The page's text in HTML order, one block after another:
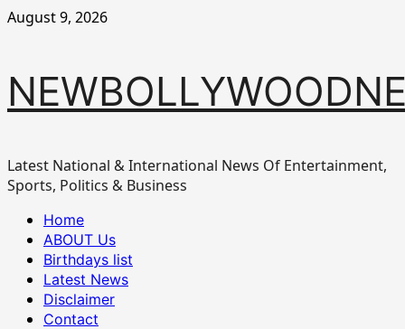
Skip
August 9, 2026
Latest National & International News Of Entertainment,
Sports, Politics & Business
Primary
Menu
Home
ABOUT Us
Birthdays list
Latest News
Disclaimer
Contact